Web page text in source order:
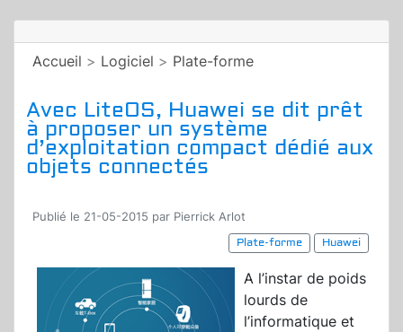
Accueil > Logiciel > Plate-forme
Avec LiteOS, Huawei se dit prêt
à proposer un système
d’exploitation compact dédié aux
objets connectés
Publié le 21-05-2015 par Pierrick Arlot
Plate-forme
Huawei
A l’instar de poids
lourds de
l’informatique et